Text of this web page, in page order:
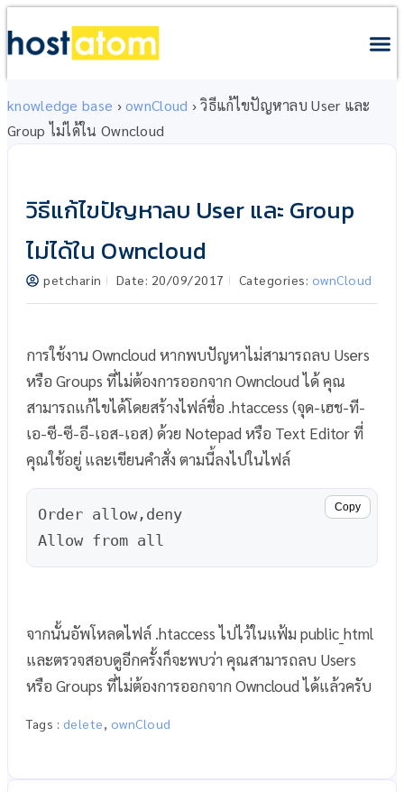
knowledge base › ownCloud ›วิธีแก้ไขปัญหาลบ User และ
Group ไม่ได้ใน Owncloud
วิธีแก้ไขปัญหาลบ User และ Group
ไม่ได้ใน Owncloud
petcharin Date: 20/09/2017 Categories: ownCloud
การใช้งาน Owncloud หากพบปัญหาไม่สามารถลบ Users
หรือ Groups ที่ไม่ต้องการออกจาก Owncloud ได้ คุณ
สามารถแก้ไขได้โดยสร้างไฟล์ชื่อ .htaccess (จุด-เฮช-ที-
เอ-ซี-ซี-อี-เอส-เอส) ด้วย Notepad หรือ Text Editor ที่
คุณใช้อยู่ และเขียนคำสั่ง ตามนี้ลงไปในไฟล์
Copy
Order allow,deny
Allow from all
จากนั้นอัพโหลดไฟล์ .htaccess ไปไว้ในแฟ้ม public_html
และตรวจสอบดูอีกครั้งก็จะพบว่า คุณสามารถลบ Users
หรือ Groups ที่ไม่ต้องการออกจาก Owncloud ได้แล้วครับ
Tags : delete, ownCloud